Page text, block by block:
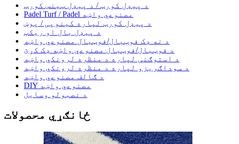
د پیډل کورټ / د پیډل ټینس کورټ
Padel Turf / Padel مصنوعي واښه
د پیډل کورټ لپاره کینوپی / پوښ
د پیډل بال او ریکټ
د نه ډک فوټبال/فوټبال مصنوعي واښه
د فوټبال/فوټبال مصنوعي واښه ډک کړئ
د استوګنې لپاره د منظره لرونکي واښه
د سوداګریزو لپاره د منظره لرونکي واښه
د ګالف مصنوعي واښه
DIY مصنوعي واښه
د نصبولو وسایل
ځانګړي محصولات